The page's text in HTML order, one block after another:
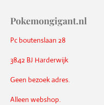
Pokemongigant.nl
Pc boutenslaan 28
3842 BJ Harderwijk
Geen bezoek adres.
Alleen webshop.